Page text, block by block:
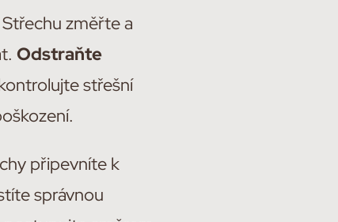
změřte a
Odstraňte
střešní
připevníte k
správnou